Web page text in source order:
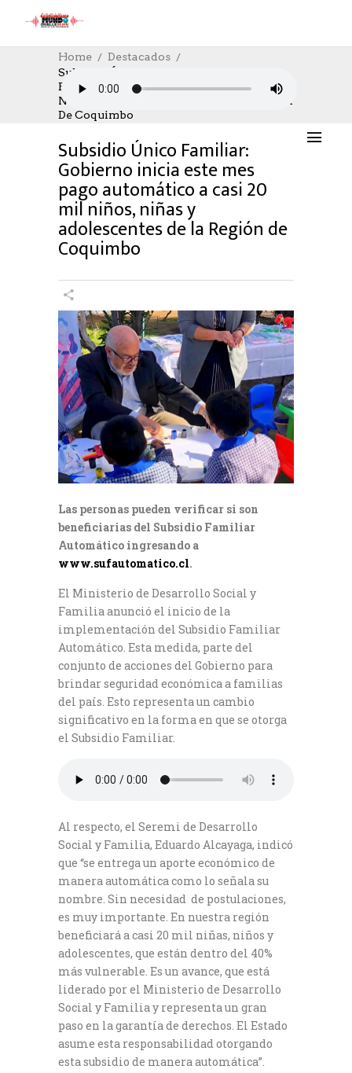
Home
Destacados
Subsidio Único Familiar: Gobierno Inicia
Este Mes Pago Automático A Casi 20 Mil
Niños, Niñas Y Adolescentes De La Región
De Coquimbo
DESTACADOS SOCIAL,SOCIAL
12/01/2024
AUTHOR: HECTOR
0 COMMENTS
Subsidio Único Familiar:
Gobierno inicia este mes
pago automático a casi 20
mil niños, niñas y
adolescentes de la Región de
Coquimbo
Las personas pueden verificar si son
beneficiarias del Subsidio Familiar
Automático ingresando a
www.sufautomatico.cl.
El Ministerio de Desarrollo Social y
Familia anunció el inicio de la
implementación del Subsidio Familiar
Automático. Esta medida, parte del
conjunto de acciones del Gobierno para
brindar seguridad económica a familias
del país. Esto representa un cambio
significativo en la forma en que se otorga
el Subsidio Familiar.
Al respecto, el Seremi de Desarrollo
Social y Familia, Eduardo Alcayaga, indicó
que “se entrega un aporte económico de
manera automática como lo señala su
nombre. Sin necesidad de postulaciones,
es muy importante. En nuestra región
beneficiará a casi 20 mil niñas, niños y
adolescentes, que están dentro del 40%
más vulnerable. Es un avance, que está
liderado por el Ministerio de Desarrollo
Social y Familia y representa un gran
paso en la garantía de derechos. El Estado
asume esta responsabilidad otorgando
esta subsidio de manera automática”.